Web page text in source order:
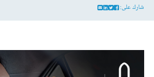
شارك على: